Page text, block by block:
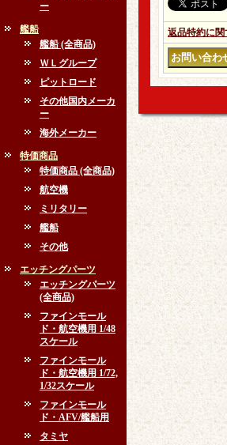
ー
艦船
艦船 (全商品)
ＷＬグループ
ピットロード
その他国内メーカ
ー
海外メーカー
特価商品
特価商品 (全商品)
航空機
ミリタリー
艦船
その他
エッチングパーツ
エッチングパーツ
(全商品)
ファインモール
ド・航空機用 1/48
スケール
ファインモール
ド・航空機用 1/72,
1/32スケール
ファインモール
ド・AFV/艦船用
タミヤ
返品特約に